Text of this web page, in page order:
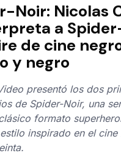
Noir: Nicolas
a
de cine
y negro
presentó los dos
de Spider-Noir, una
formato
inspirado en el